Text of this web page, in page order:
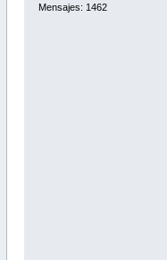
Mensajes: 1462